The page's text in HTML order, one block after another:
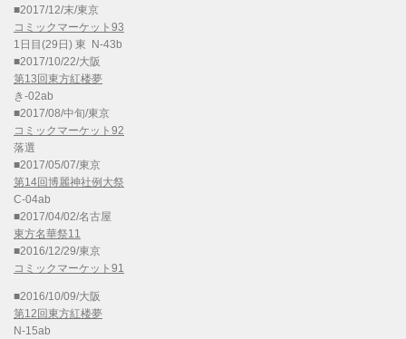
■2017/12/末/東京
コミックマーケット93
1日目(29日) 東 N-43b
■2017/10/22/大阪
第13回東方紅楼夢
き-02ab
■2017/08/中旬/東京
コミックマーケット92
落選
■2017/05/07/東京
第14回博麗神社例大祭
C-04ab
■2017/04/02/名古屋
東方名華祭11
■2016/12/29/東京
コミックマーケット91
■2016/10/09/大阪
第12回東方紅楼夢
N-15ab